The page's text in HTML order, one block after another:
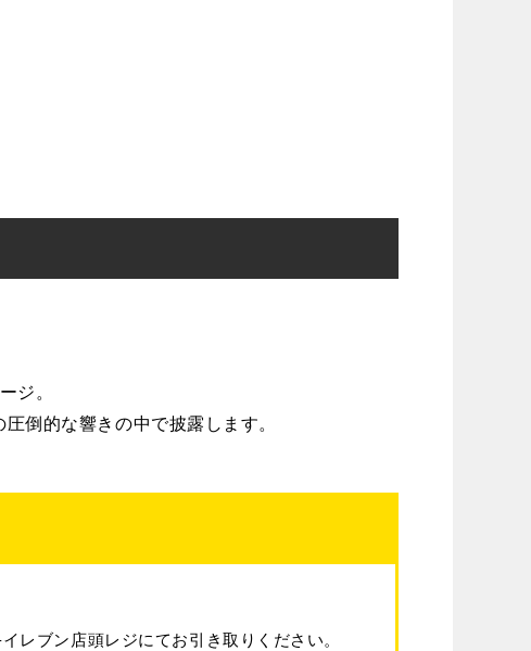
ジ。
倒的な響きの中で披露します。
レブン店頭レジにてお引き取りください。